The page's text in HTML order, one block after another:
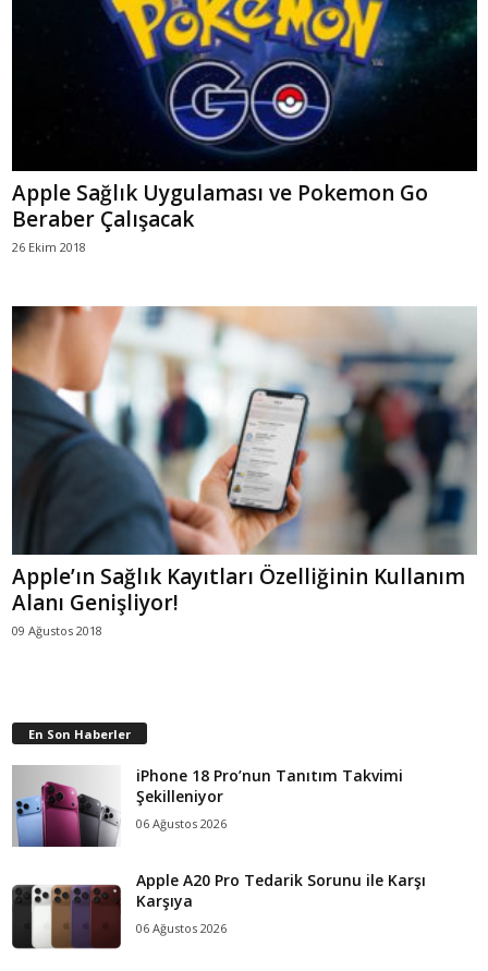
Apple Sağlık Uygulaması ve Pokemon Go
Beraber Çalışacak
26 Ekim 2018
Apple’ın Sağlık Kayıtları Özelliğinin Kullanım
Alanı Genişliyor!
09 Ağustos 2018
En Son Haberler
iPhone 18 Pro’nun Tanıtım Takvimi
Şekilleniyor
06 Ağustos 2026
Apple A20 Pro Tedarik Sorunu ile Karşı
Karşıya
06 Ağustos 2026